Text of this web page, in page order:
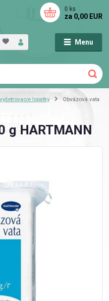
Menu
0 ks
za 0,00 EUR
lopatky
Obväzová vata
g HARTMANN